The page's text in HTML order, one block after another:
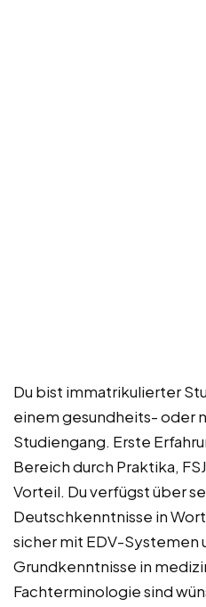
Du bist immatrikulierter
einem gesundheits- oder
Studiengang. Erste
Bereich durch Praktika,
Vorteil. Du verfügst über
Deutschkenntnisse in
sicher mit EDV-Systemen
Grundkenntnisse in
Fachterminologie sind